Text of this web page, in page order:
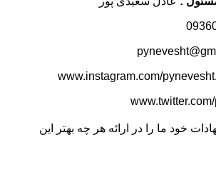
خود ما را در ارائه هر چه بهتر این